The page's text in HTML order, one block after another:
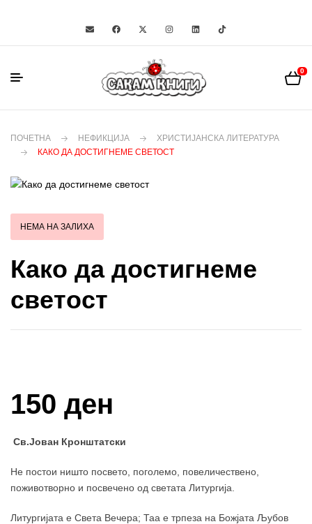
0
ПОЧЕТНА НЕФИКЦИЈА
ХРИСТИЈАНСКА ЛИТЕРАТУРА
КАКО ДА ДОСТИГНЕМЕ СВЕТОСТ
НЕМА НА ЗАЛИХА
Како да достигнеме
светост
150 ден
Св.Јован Кронштатски
Не постои ништо посвето, поголемо, повеличествено,
поживотворно и посвечено од светата Литургија.
Литургијата е Света Вечера; Таа е трпеза на Божјата Љубов